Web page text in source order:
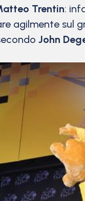
Trentin:
agilmente
John